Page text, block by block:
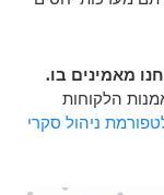
הלקוחות
ניהול סקרי